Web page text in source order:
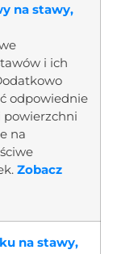
na stawy,
i ich
odpowiednie
powierzchni
na
Zobacz
na stawy,